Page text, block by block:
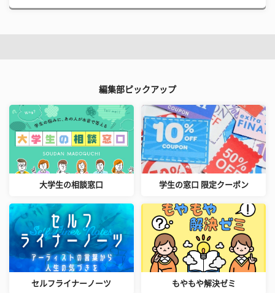
編集部ピックアップ
大学生の相談窓口 学生の窓口 限定クーポン
セルフライナーノーツ もやもや解決ゼミ